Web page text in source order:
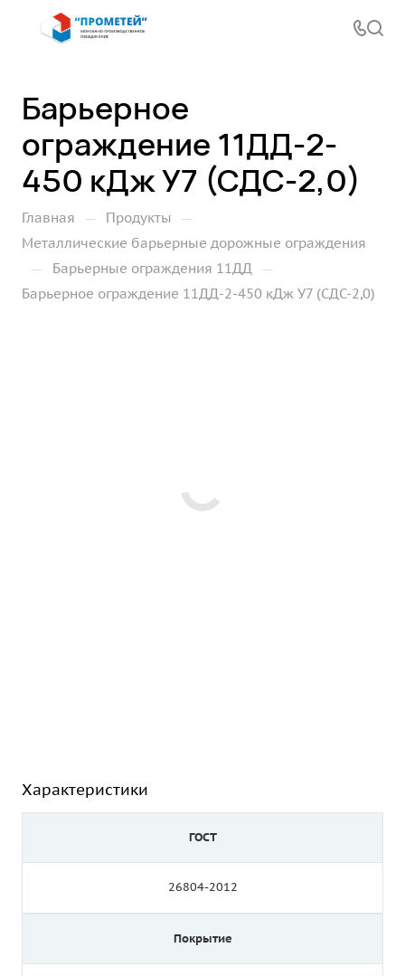
Барьерное
ограждение 11ДД-2-
450 кДж У7 (СДС-2,0)
Главная — Продукты —
Металлические барьерные дорожные ограждения
— Барьерные ограждения 11ДД —
Барьерное ограждение 11ДД-2-450 кДж У7 (СДС-2,0)
Характеристики
ГОСТ
26804-2012
Покрытие